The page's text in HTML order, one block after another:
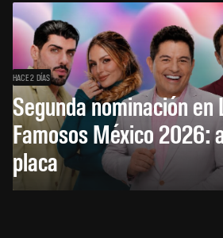
HACE 2 DÍAS
Segunda nominación en
Famosos México 2026:
placa